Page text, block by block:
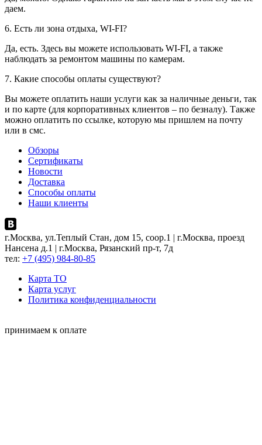
даем.
6. Есть ли зона отдыха, WI-FI?
Да, есть. Здесь вы можете использовать WI-FI, а также
наблюдать за ремонтом машины по камерам.
7. Какие способы оплаты существуют?
Вы можете оплатить наши услуги как за наличные деньги, так
и по карте (для корпоративных клиентов – по безналу). Также
можно оплатить по ссылке, которую мы пришлем на почту
или в смс.
Обзоры
Сертификаты
Новости
Доставка
Способы оплаты
Наши клиенты
г.Москва, ул.Теплый Стан, дом 15, соор.1 | г.Москва, проезд
Нансена д.1 | г.Москва, Рязанский пр-т, 7д
тел: +7 (495) 984-80-85
Карта ТO
Карта услуг
Политика конфиденциальности
принимаем к оплате